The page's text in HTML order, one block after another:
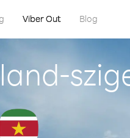
Viber Out Blog